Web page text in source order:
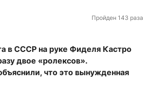
Пройден 143 раза
в СССР на руке Фиделя Кастро
двое «ролексов».
что это вынужденная